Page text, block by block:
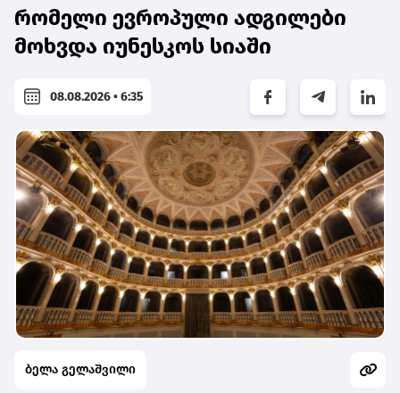
რომელი ევროპული ადგილები
მოხვდა იუნესკოს სიაში
08.08.2026 • 6:35
ბელა გელაშვილი